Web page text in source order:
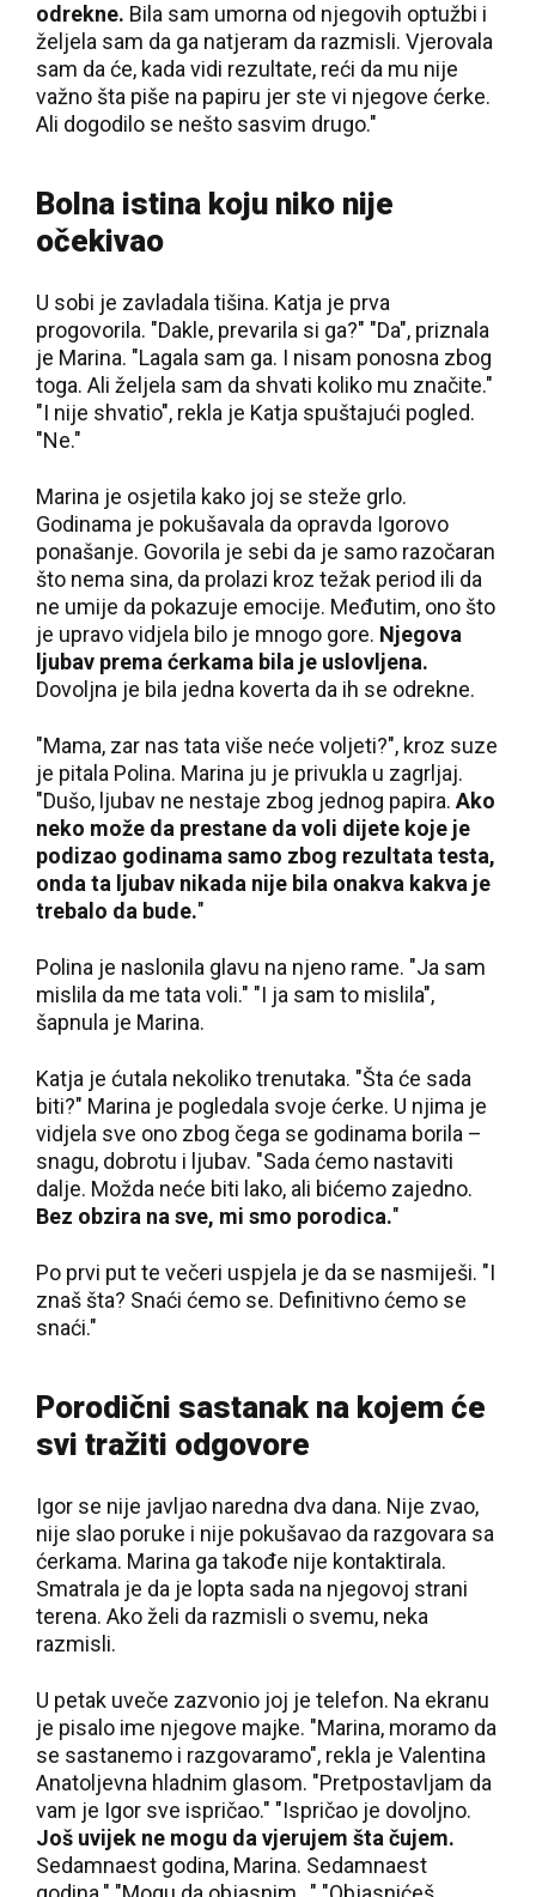
odrekne. Bila sam umorna od njegovih optužbi i
željela sam da ga natjeram da razmisli. Vjerovala
sam da će, kada vidi rezultate, reći da mu nije
važno šta piše na papiru jer ste vi njegove ćerke.
Ali dogodilo se nešto sasvim drugo."
Bolna istina koju niko nije
očekivao
U sobi je zavladala tišina. Katja je prva
progovorila. "Dakle, prevarila si ga?" "Da", priznala
je Marina. "Lagala sam ga. I nisam ponosna zbog
toga. Ali željela sam da shvati koliko mu značite."
"I nije shvatio", rekla je Katja spuštajući pogled.
"Ne."
Marina je osjetila kako joj se steže grlo.
Godinama je pokušavala da opravda Igorovo
ponašanje. Govorila je sebi da je samo razočaran
što nema sina, da prolazi kroz težak period ili da
ne umije da pokazuje emocije. Međutim, ono što
je upravo vidjela bilo je mnogo gore. Njegova
ljubav prema ćerkama bila je uslovljena.
Dovoljna je bila jedna koverta da ih se odrekne.
"Mama, zar nas tata više neće voljeti?", kroz suze
je pitala Polina. Marina ju je privukla u zagrljaj.
"Dušo, ljubav ne nestaje zbog jednog papira. Ako
neko može da prestane da voli dijete koje je
podizao godinama samo zbog rezultata testa,
onda ta ljubav nikada nije bila onakva kakva je
trebalo da bude."
Polina je naslonila glavu na njeno rame. "Ja sam
mislila da me tata voli." "I ja sam to mislila",
šapnula je Marina.
Katja je ćutala nekoliko trenutaka. "Šta će sada
biti?" Marina je pogledala svoje ćerke. U njima je
vidjela sve ono zbog čega se godinama borila –
snagu, dobrotu i ljubav. "Sada ćemo nastaviti
dalje. Možda neće biti lako, ali bićemo zajedno.
Bez obzira na sve, mi smo porodica."
Po prvi put te večeri uspjela je da se nasmiješi. "I
znaš šta? Snaći ćemo se. Definitivno ćemo se
snaći."
Porodični sastanak na kojem će
svi tražiti odgovore
Igor se nije javljao naredna dva dana. Nije zvao,
nije slao poruke i nije pokušavao da razgovara sa
ćerkama. Marina ga takođe nije kontaktirala.
Smatrala je da je lopta sada na njegovoj strani
terena. Ako želi da razmisli o svemu, neka
razmisli.
U petak uveče zazvonio joj je telefon. Na ekranu
je pisalo ime njegove majke. "Marina, moramo da
se sastanemo i razgovaramo", rekla je Valentina
Anatoljevna hladnim glasom. "Pretpostavljam da
vam je Igor sve ispričao." "Ispričao je dovoljno.
Još uvijek ne mogu da vjerujem šta čujem.
Sedamnaest godina, Marina. Sedamnaest